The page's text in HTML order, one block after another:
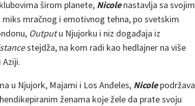
širom planete, Nicolenastavlja sa svojim
mračnog i emotivnog tehna, po svetskim
Outputu Njujorku i niz događaja iz
stejdža, na kom radi kao hedlajner na više
u Njujork, Majami i Los Anđeles, Nicolepodržava
ženama koje žele da prate svoju